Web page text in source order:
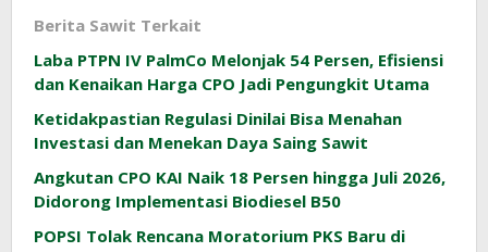
Berita Sawit Terkait
Laba PTPN IV PalmCo Melonjak 54 Persen, Efisiensi
dan Kenaikan Harga CPO Jadi Pengungkit Utama
Ketidakpastian Regulasi Dinilai Bisa Menahan
Investasi dan Menekan Daya Saing Sawit
Angkutan CPO KAI Naik 18 Persen hingga Juli 2026,
Didorong Implementasi Biodiesel B50
POPSI Tolak Rencana Moratorium PKS Baru di